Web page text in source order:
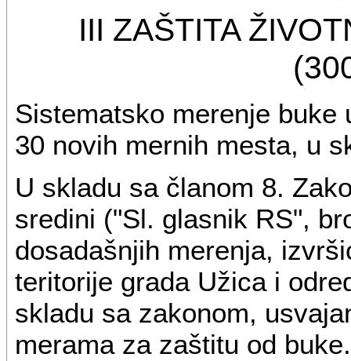
III ZAŠTITA
Sistematsko merenje buke
30 novih mernih mesta, u
U skladu sa članom 8.
sredini ("Sl. glasnik RS",
dosadašnjih merenja,
teritorije grada Užica i
skladu sa zakonom,
merama za zaštitu od buke.